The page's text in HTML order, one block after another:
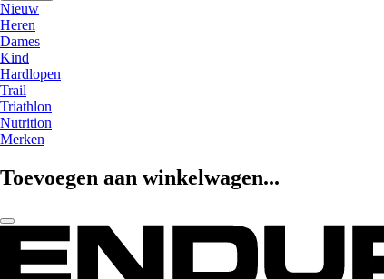
Nieuw
Heren
Dames
Kind
Hardlopen
Trail
Triathlon
Nutrition
Merken
Toevoegen aan winkelwagen...